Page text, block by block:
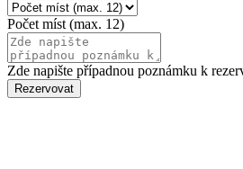
Počet míst (max. 12)
Zde napište případnou poznámku k
Rezervovat